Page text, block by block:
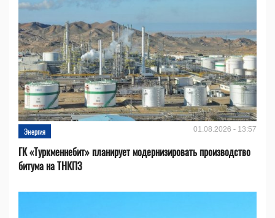
Энергия 01.08.2026 - 13:57
ГК «Туркменнебит» планирует модернизировать производство
битума на ТНКПЗ